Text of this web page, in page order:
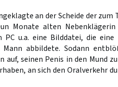
an der Scheide der
Monate alten
u.a. eine Bilddatei, die eine
abbildete. Sodann
seinen Penis in den Mund
an sich den Oralverkehr